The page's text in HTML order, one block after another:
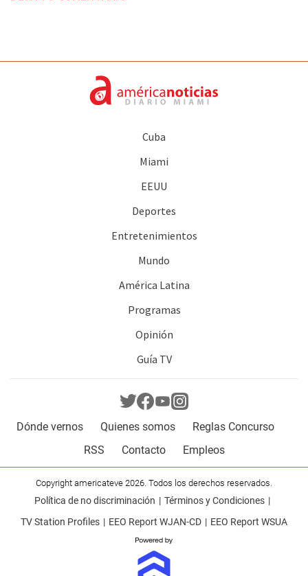
Cuba
Miami
EEUU
Deportes
Entretenimientos
Mundo
América Latina
Programas
Opinión
Guía TV
Dónde vernos Quienes somos
Reglas Concurso
RSS
Contacto Empleos
Copyright americateve 2026. Todos los derechos reservados.
Política de no discriminación
Términos y Condiciones
TV Station Profiles
EEO Report WJAN-CD EEO Report WSUA